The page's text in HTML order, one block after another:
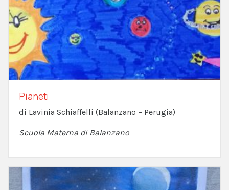
Pianeti
di Lavinia Schiaffelli (Balanzano – Perugia)
Scuola Materna di Balanzano